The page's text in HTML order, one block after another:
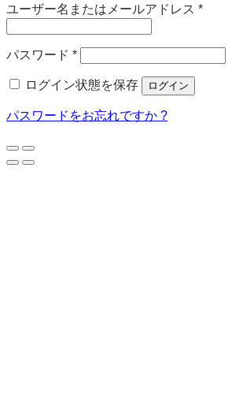
ユーザー名またはメールアドレス *必
パスワード *必
ログイン状態を保存
ログイン
パスワードをお忘れですか ?